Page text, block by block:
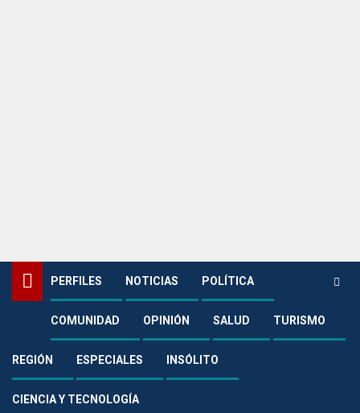
PERFILES NOTICIAS POLÍTICA
COMUNIDAD OPINIÓN SALUD TURISMO
REGIÓN ESPECIALES INSÓLITO
CIENCIA Y TECNOLOGÍA
Noticias
Medio Ambiente
Más de 300 familias se convierten en aliadas de la conservación
ambiental con Pagos por Servicios Ambientales
Medio Ambiente